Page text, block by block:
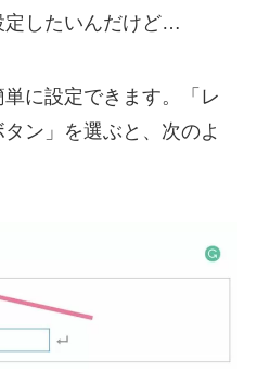
定したいんだけど…
に設定できます。「レ
ン」を選ぶと、次のよ